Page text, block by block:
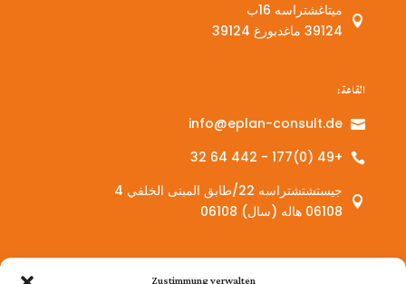

ميتاغشتراسه 16ب
39124 ماغدبورغ 39124
القاعة:

info@eplan-consult.de

+49 (0)177 - 442 64 32

جيستشتشتراسه 22/طابق المبنى الخلفي 4
06108 هاله (سال) 06108